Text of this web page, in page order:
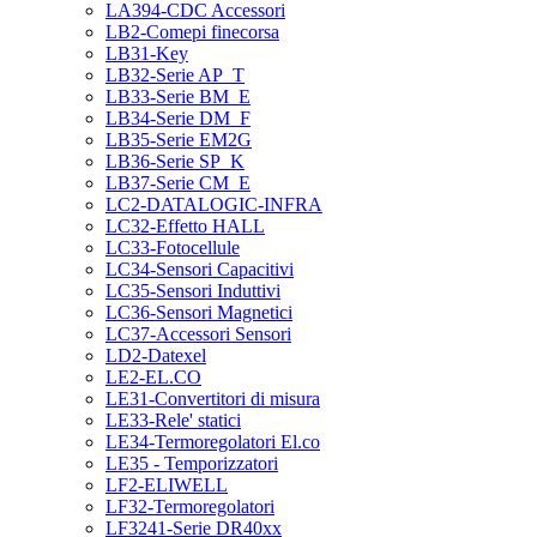
LA394-CDC Accessori
LB2-Comepi finecorsa
LB31-Key
LB32-Serie AP_T
LB33-Serie BM_E
LB34-Serie DM_F
LB35-Serie EM2G
LB36-Serie SP_K
LB37-Serie CM_E
LC2-DATALOGIC-INFRA
LC32-Effetto HALL
LC33-Fotocellule
LC34-Sensori Capacitivi
LC35-Sensori Induttivi
LC36-Sensori Magnetici
LC37-Accessori Sensori
LD2-Datexel
LE2-EL.CO
LE31-Convertitori di misura
LE33-Rele' statici
LE34-Termoregolatori El.co
LE35 - Temporizzatori
LF2-ELIWELL
LF32-Termoregolatori
LF3241-Serie DR40xx